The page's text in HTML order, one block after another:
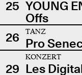
25 YOUNG
Offs
26
TANZ
Pro
29
KONZERT
Les